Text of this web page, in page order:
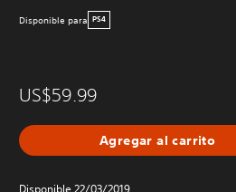
Disponible para PS4
US$59.99
Agregar al carrito
Disponible 22/03/2019